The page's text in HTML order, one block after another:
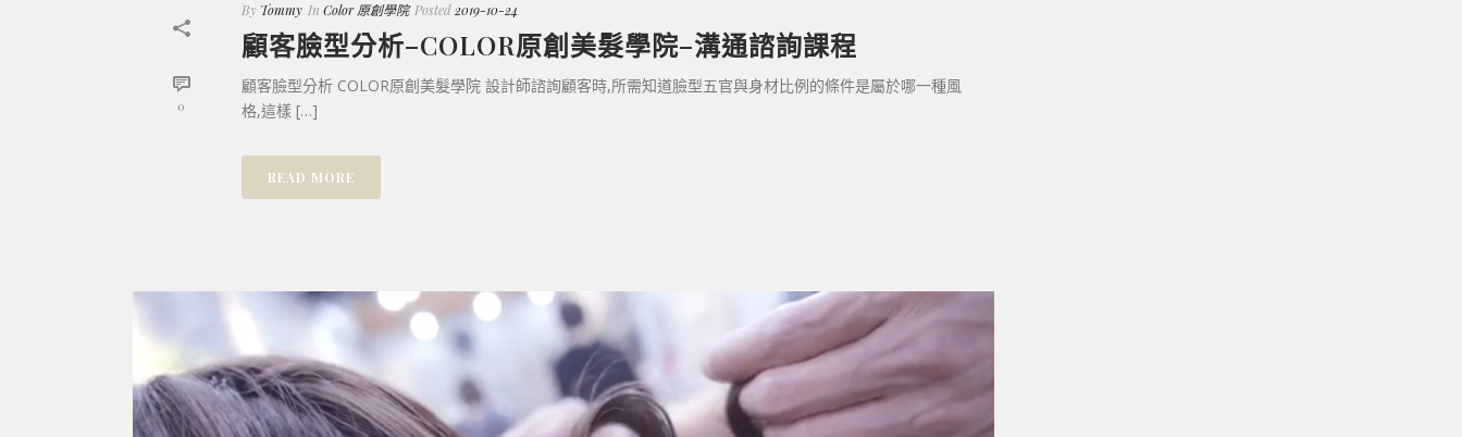
0
By Tommy In Color 原創學院 Posted2019-10-24
顧客臉型分析–COLOR原創美髮學院–溝通諮詢課程
顧客臉型分析 COLOR原創美髮學院 設計師諮詢顧客時,所需知道臉型五官與身材比例的條件是屬於哪一種風
格,這樣 […]
READ MORE